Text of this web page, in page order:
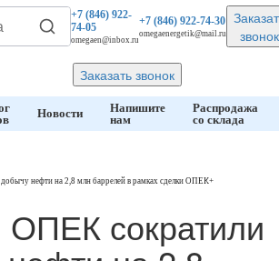
+7 (846)922-
74-05
omegaen@inbox.ru
+7 (846)922-74-30
omegaenergetik@mail.ru
звонок
Заказать звонок
Новости
Напишите
нам
Распродажа
со склада
нефти на 2,8 млн баррелей в рамках сделки ОПЕК+
сократили